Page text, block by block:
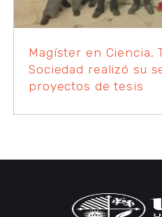
Magíster en Ciencia,
Sociedad realizó su
proyectos de tesis